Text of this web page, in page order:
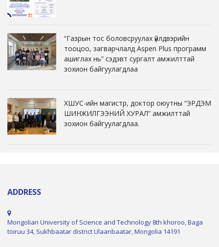
“Газрын тос боловсруулах үйлдвэрийн
тооцоо, загварчлалд Aspen Plus программ
ашиглах нь” сэдэвт сургалт амжилттай
зохион байгуулагдлаа
ХШУС-ийн магистр, доктор оюутны “ЭРДЭМ
ШИНЖИЛГЭЭНИЙ ХУРАЛ” амжилттай
зохион байгуулагдлаа.
ADDRESS
Mongolian University of Science and Technology 8th khoroo, Baga
toiruu 34, Sukhbaatar district Ulaanbaatar, Mongolia 14191